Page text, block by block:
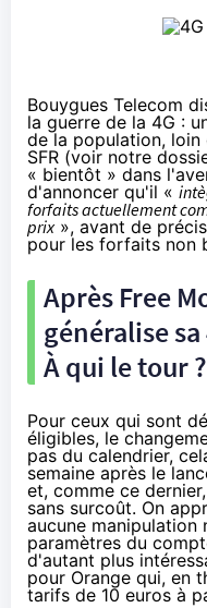
Bouygues Telecom
la guerre de la 4G :
de la population, loin
SFR (voir notre
« bientôt » dans
d'annoncer qu'il «
forfaits actuellement
prix», avant de
pour les forfaits non
Après Free
généralise
À qui le tour ?
Pour ceux qui sont
éligibles, le
pas du calendrier,
semaine après le
et, comme ce
sans surcoût. On
aucune manipulation
paramètres du
d'autant plus
pour Orange qui, en
tarifs de 10 euros à